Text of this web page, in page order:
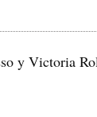
y Victoria